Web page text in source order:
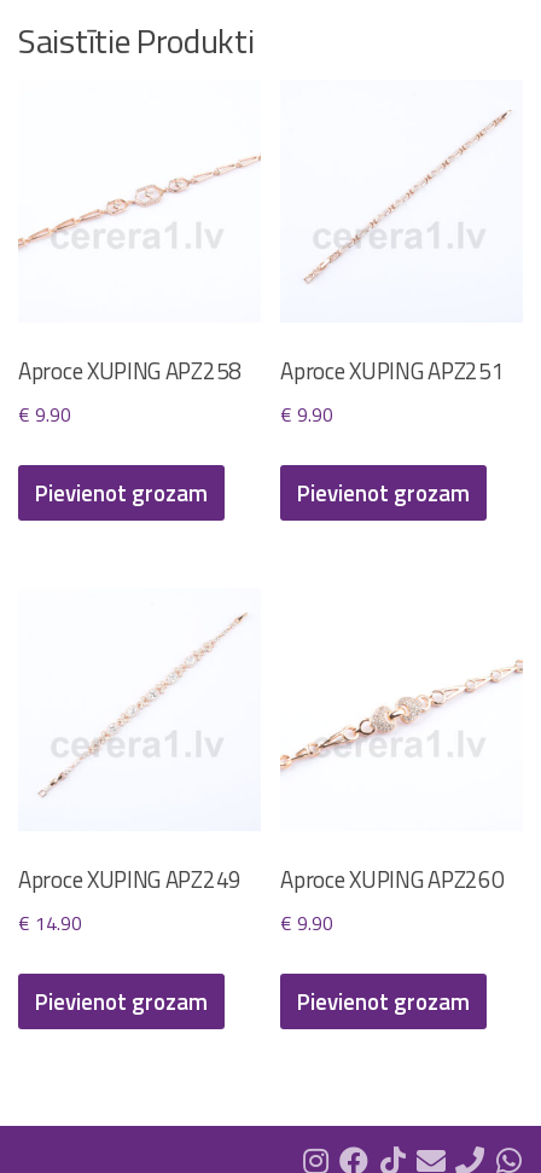
Saistītie Produkti
Aproce XUPING APZ258
€ 9.90
Pievienot grozam
Aproce XUPING APZ251
€ 9.90
Pievienot grozam
Aproce XUPING APZ249
€ 14.90
Pievienot grozam
Aproce XUPING APZ260
€ 9.90
Pievienot grozam